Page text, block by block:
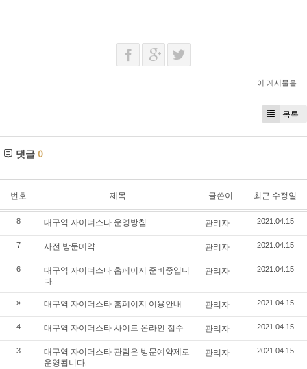
이 게시물을
목록
댓글 0
번호 제목 글쓴이 최근 수정일
8 대구역 자이더스타 운영방침 관리자 2021.04.15
7 사전 방문예약 관리자 2021.04.15
6
대구역 자이더스타 홈페이지 준비중입니
다.
관리자 2021.04.15
» 대구역 자이더스타 홈페이지 이용안내 관리자 2021.04.15
4 대구역 자이더스타 사이트 온라인 접수 관리자 2021.04.15
3
대구역 자이더스타 관람은 방문예약제로
운영됩니다.
관리자 2021.04.15